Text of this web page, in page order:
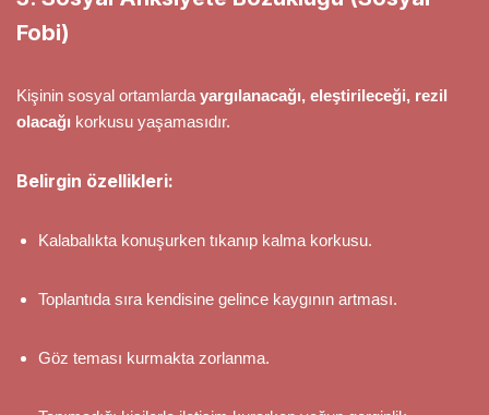
Fobi)
Kişinin sosyal ortamlarda yargılanacağı, eleştirileceği, rezil
olacağı korkusu yaşamasıdır.
Belirgin özellikleri:
Kalabalıkta konuşurken tıkanıp kalma korkusu.
Toplantıda sıra kendisine gelince kaygının artması.
Göz teması kurmakta zorlanma.